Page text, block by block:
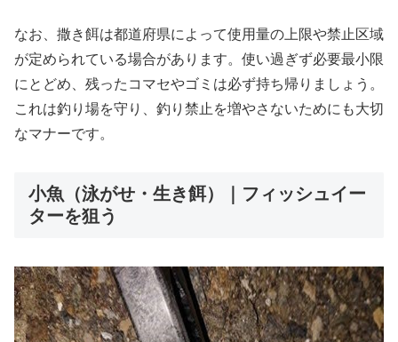
なお、撒き餌は都道府県によって使用量の上限や禁止区域
が定められている場合があります。使い過ぎず必要最小限
にとどめ、残ったコマセやゴミは必ず持ち帰りましょう。
これは釣り場を守り、釣り禁止を増やさないためにも大切
なマナーです。
小魚（泳がせ・生き餌）｜フィッシュイー
ターを狙う